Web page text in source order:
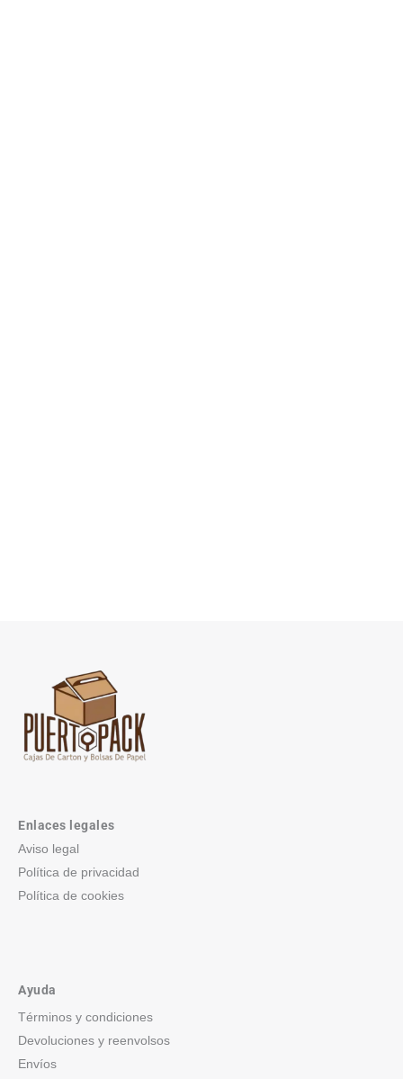
Enlaces legales
Aviso legal
Política de privacidad
Política de cookies
Ayuda
Términos y condiciones
Devoluciones y reenvolsos
Envíos